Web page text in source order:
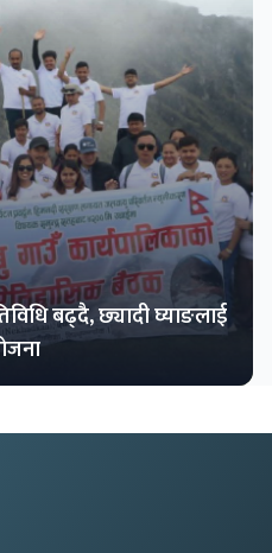
बढ्दै, छ्यादी घ्याङलाई